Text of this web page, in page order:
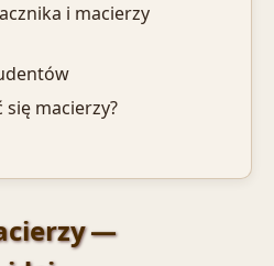
i macierzy
się macierzy?
—